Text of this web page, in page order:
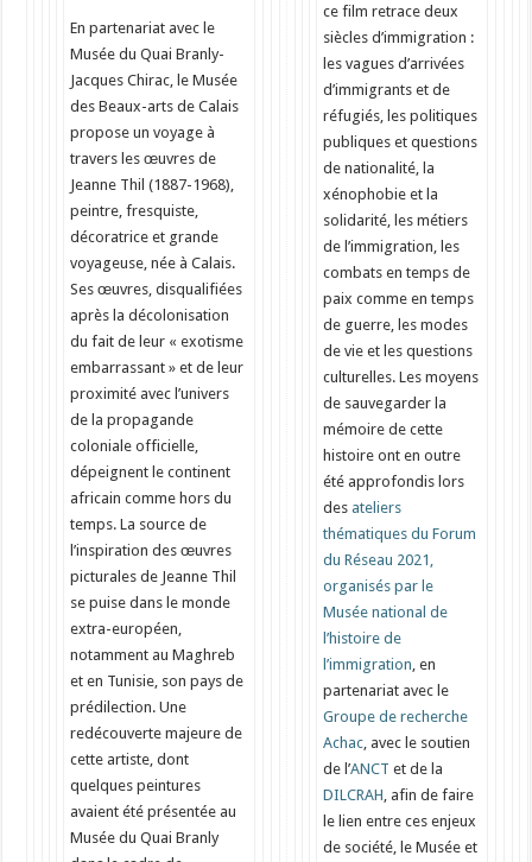
En partenariat avec le
Musée du Quai Branly-
Jacques Chirac, le Musée
des Beaux-arts de Calais
propose un voyage à
travers les œuvres de
Jeanne Thil (1887-1968),
peintre, fresquiste,
décoratrice et grande
voyageuse, née à Calais.
Ses œuvres, disqualifiées
après la décolonisation
du fait de leur « exotisme
embarrassant » et de leur
proximité avec l’univers
de la propagande
coloniale officielle,
dépeignent le continent
africain comme hors du
temps. La source de
l’inspiration des œuvres
picturales de Jeanne Thil
se puise dans le monde
extra-européen,
notamment au Maghreb
et en Tunisie, son pays de
prédilection. Une
redécouverte majeure de
cette artiste, dont
quelques peintures
avaient été présentée au
Musée du Quai Branly
ce film retrace deux
siècles d’immigration :
les vagues d’arrivées
d’immigrants et de
réfugiés, les politiques
publiques et questions
de nationalité, la
xénophobie et la
solidarité, les métiers
de l’immigration, les
combats en temps de
paix comme en temps
de guerre, les modes
de vie et les questions
culturelles. Les moyens
de sauvegarder la
mémoire de cette
histoire ont en outre
été approfondis lors
des ateliers
thématiques du Forum
du Réseau 2021,
organisés par le
Musée national de
l’histoire de
l’immigration , en
partenariat avec le
Groupe de recherche
Achac , avec le soutien
de l’ANCT et de la
DILCRAH , afin de faire
le lien entre ces enjeux
de société, le Musée et